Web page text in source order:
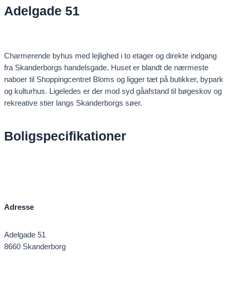
Adelgade 51
Charmerende byhus med lejlighed i to etager og direkte indgang
fra Skanderborgs handelsgade. Huset er blandt de nærmeste
naboer til Shoppingcentret Bloms og ligger tæt på butikker, bypark
og kulturhus. Ligeledes er der mod syd gåafstand til bøgeskov og
rekreative stier langs Skanderborgs søer.
Boligspecifikationer
Adresse
Adelgade 51
8660 Skanderborg